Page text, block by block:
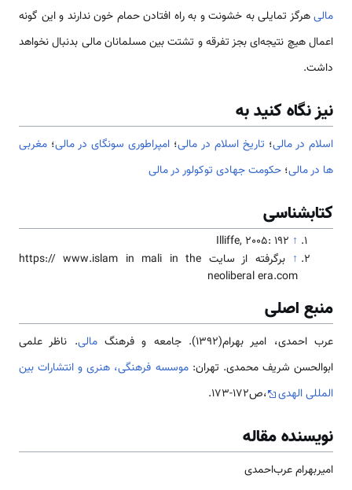
مالیهرگز تمایلی به خشونت و به راه افتادن حمام خون ندارند و این گونه
اعمال هیچ نتیجه‌ای بجز تفرقه و تشتت بین مسلمانان مالی بدنبال نخواهد
داشت.
نیز نگاه کنید به
اسلام در مالی؛ تاریخ اسلام در مالی؛ امپراطوری سونگای در مالی؛ مغربی
ها در مالی؛ حکومت جهادی توکولور در مالی
کتابشناسی
↑
Illiffe, 2005: 192
↑
برگرفته از سایت https:// www.islam in mali in the
neoliberal era.com
منبع اصلی
عرب احمدی، امیر بهرام(1392). جامعه و فرهنگ مالی. ناظر علمی
ابوالحسن شریف محمدی. تهران:موسسه فرهنگی، هنری و انتشارات بین
المللی الهدی
،ص172-173.
نویسنده مقاله
امیربهرام‌ عرب‌احمدی